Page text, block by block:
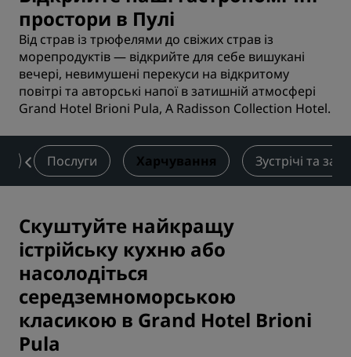
простори в Пулі
Від страв із трюфелями до свіжих страв із
морепродуктів — відкрийте для себе вишукані
вечері, невимушені перекуси на відкритому
повітрі та авторські напої в затишній атмосфері
Grand Hotel Brioni Pula, A Radisson Collection Hotel.
Послуги Харчування Зустрічі та
Скуштуйте найкращу
істрійську кухню або
насолодіться
середземноморською
класикою в Grand Hotel Brioni
Pula